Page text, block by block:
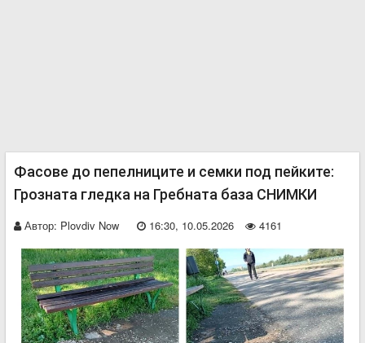
Фасове до пепелниците и семки под пейките:
Грозната гледка на Гребната база СНИМКИ
Автор: Plovdiv Now 16:30, 10.05.2026 4161